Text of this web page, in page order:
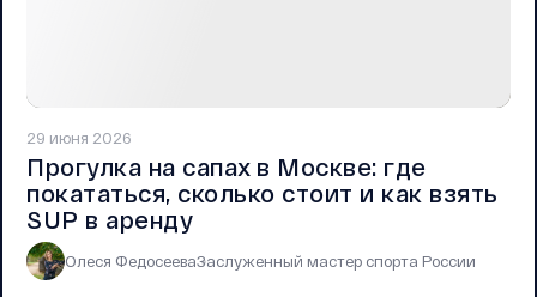
29 июня 2026
Прогулка на сапах в Москве: где
покататься, сколько стоит и как взять
SUP в аренду
Олеся ФедосееваЗаслуженный мастер спорта России